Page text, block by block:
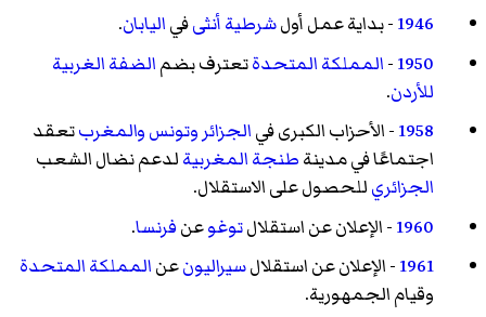
1946- بداية عمل أولشرطيةأنثىفياليابان.
1950
-المملكة المتحدةتعترف بضمالضفة الغربية
للأردن.
1958- الأحزاب الكبرى فيالجزائر وتونسوالمغربتعقد
اجتماعًا في مدينةطنجةالمغربيةلدعم نضال الشعب
الجزائريللحصول على الاستقلال.
1960- الإعلان عن استقلالتوغوعنفرنسا.
1961- الإعلان عن استقلالسيراليونعنالمملكة المتحدة
وقيام الجمهورية.